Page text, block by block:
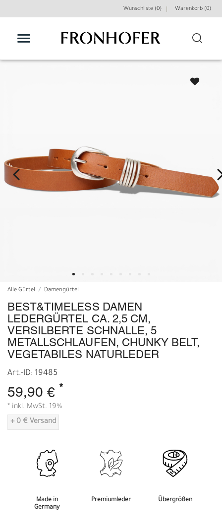
Wunschliste (0) Warenkorb (0)
Alle Gürtel Damengürtel
BEST&TIMELESS DAMEN
LEDERGÜRTEL CA. 2,5 CM,
VERSILBERTE SCHNALLE, 5
METALLSCHLAUFEN, CHUNKY BELT,
VEGETABILES NATURLEDER
Art.-ID: 19485
59,90 € *
* inkl. MwSt. 19%
+ 0 € Versand
Made in
Germany
Premiumleder Übergrößen